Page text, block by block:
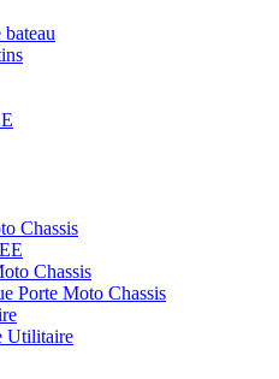
Chassis
Chassis
Porte Moto Chassis
Utilitaire